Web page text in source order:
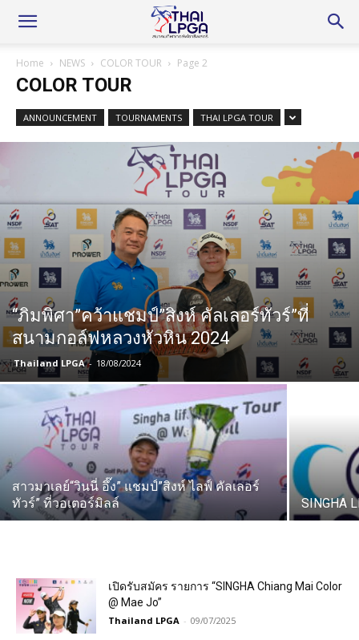
Home NEWS COLOR TOUR Page 2
COLOR TOUR
ANNOUNCEMENT TOURNAMENTS THAI LPGA TOUR
“ภิมพิศา”คว้าแชมป์”สิงห์ คัลเลอร์ทัวร์”ที่
สนามกอล์ฟหลวงหัวหิน 2024
Thailand LPGA - 18/08/2024
สาวมาเลย์“วินนี่ อึ๊ง” แชมป์”สิงห์ ไลฟ์ คัลเลอร์
ทัวร์” ที่วอเตอร์มิลล์
SINGHA
เปิดรับสมัคร รายการ “SINGHA Chiang Mai Color
@ Mae Jo”
Thailand LPGA - 09/07/2025